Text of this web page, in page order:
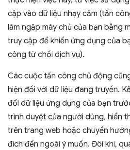
cập vào dữ liệu nhạy cảm (tấn
làm ngập máy chủ của bạn bằng
truy cập để khiến ứng dụng của
công từ chối dịch vụ).
Các cuộc tấn công chủ động
hiện đối với dữ liệu đang truyền.
đổi dữ liệu ứng dụng của bạn
trình duyệt của người dùng, hiển
trên trang web hoặc chuyển
đích đến ngoài ý muốn. Đôi khi,